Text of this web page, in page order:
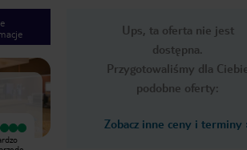
Ups, ta oferta nie jest
dostępna.
Przygotowaliśmy dla
podobne oferty:
Zobacz inne ceny i terminy
Next slide
1/12
Bardzo dobry Bardzo